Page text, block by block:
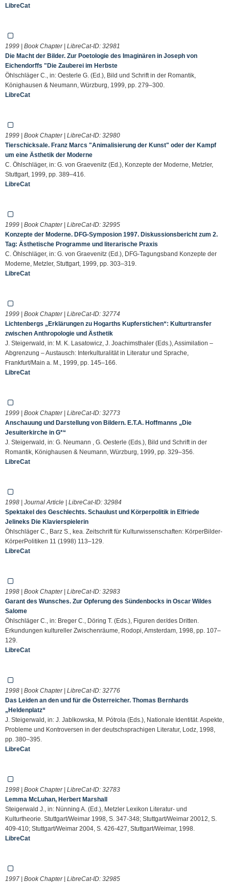
LibreCat
1999 | Book Chapter | LibreCat-ID: 32981
Die Macht der Bilder. Zur Poetologie des Imaginären in Joseph von
Eichendorffs "Die Zauberei im Herbste
Öhlschläger C., in: Oesterle G. (Ed.), Bild und Schrift in der Romantik,
Könighausen & Neumann, Würzburg, 1999, pp. 279–300.
LibreCat
1999 | Book Chapter | LibreCat-ID: 32980
Tierschicksale. Franz Marcs "Animalisierung der Kunst" oder der Kampf
um eine Ästhetik der Moderne
C. Öhlschläger, in: G. von Graevenitz (Ed.), Konzepte der Moderne, Metzler,
Stuttgart, 1999, pp. 389–416.
LibreCat
1999 | Book Chapter | LibreCat-ID: 32995
Konzepte der Moderne. DFG-Symposion 1997. Diskussionsbericht zum 2.
Tag: Ästhetische Programme und literarische Praxis
C. Öhlschläger, in: G. von Graevenitz (Ed.), DFG-Tagungsband Konzepte der
Moderne, Metzler, Stuttgart, 1999, pp. 303–319.
LibreCat
1999 | Book Chapter | LibreCat-ID: 32774
Lichtenbergs „Erklärungen zu Hogarths Kupferstichen“: Kulturtransfer
zwischen Anthropologie und Ästhetik
J. Steigerwald, in: M. K. Lasatowicz, J. Joachimsthaler (Eds.), Assimilation –
Abgrenzung – Austausch: Interkulturalität in Literatur und Sprache,
Frankfurt/Main a. M., 1999, pp. 145–166.
LibreCat
1999 | Book Chapter | LibreCat-ID: 32773
Anschauung und Darstellung von Bildern. E.T.A. Hoffmanns „Die
Jesuiterkirche in G*“
J. Steigerwald, in: G. Neumann , G. Oesterle (Eds.), Bild und Schrift in der
Romantik, Könighausen & Neumann, Würzburg, 1999, pp. 329–356.
LibreCat
1998 | Journal Article | LibreCat-ID: 32984
Spektakel des Geschlechts. Schaulust und Körperpolitik in Elfriede
Jelineks Die Klavierspielerin
Öhlschläger C., Barz S., kea. Zeitschrift für Kulturwissenschaften: KörperBilder-
KörperPolitiken 11 (1998) 113–129.
LibreCat
1998 | Book Chapter | LibreCat-ID: 32983
Garant des Wunsches. Zur Opferung des Sündenbocks in Oscar Wildes
Salome
Öhlschläger C., in: Breger C., Döring T. (Eds.), Figuren der/des Dritten.
Erkundungen kultureller Zwischenräume, Rodopi, Amsterdam, 1998, pp. 107–
129.
LibreCat
1998 | Book Chapter | LibreCat-ID: 32776
Das Leiden an den und für die Österreicher. Thomas Bernhards
„Heldenplatz“
J. Steigerwald, in: J. Jablkowska, M. Pótrola (Eds.), Nationale Identität. Aspekte,
Probleme und Kontroversen in der deutschsprachigen Literatur, Lodz, 1998,
pp. 380–395.
LibreCat
1998 | Book Chapter | LibreCat-ID: 32783
Lemma McLuhan, Herbert Marshall
Steigerwald J., in: Nünning A. (Ed.), Metzler Lexikon Literatur- und
Kulturtheorie. Stuttgart/Weimar 1998, S. 347-348; Stuttgart/Weimar 20012, S.
409-410; Stuttgart/Weimar 2004, S. 426-427, Stuttgart/Weimar, 1998.
LibreCat
1997 | Book Chapter | LibreCat-ID: 32985